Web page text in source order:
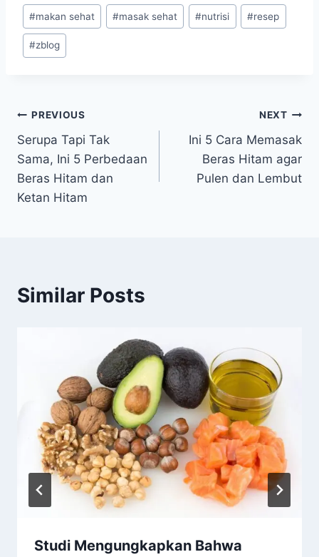
Post
Tags:
#makan sehat #masak sehat #nutrisi #resep
#zblog
Navigasi
pos
PREVIOUS
Serupa Tapi Tak
Sama, Ini 5 Perbedaan
Beras Hitam dan
Ketan Hitam
NEXT
Ini 5 Cara Memasak
Beras Hitam agar
Pulen dan Lembut
Similar Posts
Studi Mengungkapkan Bahwa